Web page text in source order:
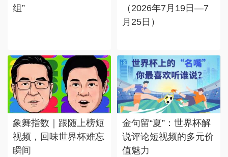
组”
（2026年7月19日—7
月25日）
象舞指数｜跟随上榜短
视频，回味世界杯难忘
瞬间
金句留“夏”：世界杯解
说评论短视频的多元价
值魅力